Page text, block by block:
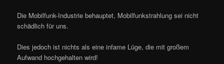
Die Mobilfunk-Industrie behauptet, Mobilfunkstrahlung sei nicht
schädlich für uns.
Dies jedoch ist nichts als eine infame Lüge, die mit großem
Aufwand hochgehalten wird!